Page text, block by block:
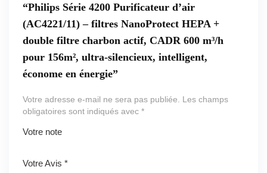
“Philips Série 4200 Purificateur d’air
(AC4221/11) – filtres NanoProtect HEPA +
double filtre charbon actif, CADR 600 m³/h
pour 156m², ultra-silencieux, intelligent,
économe en énergie”
Votre adresse e-mail ne sera pas publiée.
Les champs
obligatoires sont indiqués avec *
Votre note
Votre Avis *